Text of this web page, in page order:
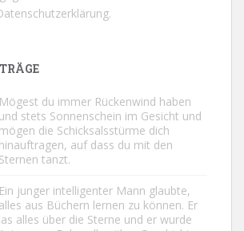
Mögest du immer Rückenwind haben
und stets Sonnenschein im Gesicht und
mögen die Schicksalsstürme dich
hinauftragen, auf dass du mit den
Sternen tanzt.
Ein junger intelligenter Mann glaubte,
alles aus Büchern lernen zu können. Er
las alles über die Sterne und er wurde